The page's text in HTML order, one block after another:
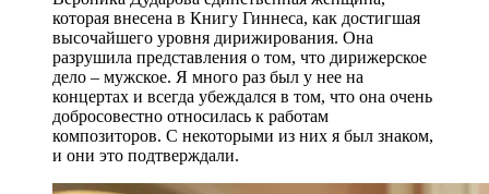
которая внесена в Книгу Гиннеса, как достигшая
высочайшего уровня дирижирования. Она
разрушила представления о том, что дирижерское
дело – мужское. Я много раз был у нее на
концертах и всегда убеждался в том, что она очень
добросовестно относилась к работам
композиторов. С некоторыми из них я был знаком,
и они это подтверждали.